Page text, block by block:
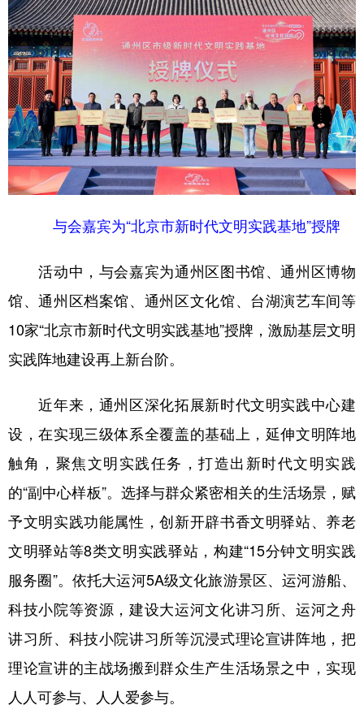
多语种频道
English Español Français عربى
Русский язык 日本語 한국어
Deutsch Português
与会嘉宾为“北京市新时代文明实践基地”授牌
活动中，与会嘉宾为通州区图书馆、通州区博物
馆、通州区档案馆、通州区文化馆、台湖演艺车间等
10家“北京市新时代文明实践基地”授牌，激励基层文明
实践阵地建设再上新台阶。
近年来，通州区深化拓展新时代文明实践中心建
设，在实现三级体系全覆盖的基础上，延伸文明阵地
触角，聚焦文明实践任务，打造出新时代文明实践
的“副中心样板”。选择与群众紧密相关的生活场景，赋
予文明实践功能属性，创新开辟书香文明驿站、养老
文明驿站等8类文明实践驿站，构建“15分钟文明实践
服务圈”。依托大运河5A级文化旅游景区、运河游船、
科技小院等资源，建设大运河文化讲习所、运河之舟
讲习所、科技小院讲习所等沉浸式理论宣讲阵地，把
理论宣讲的主战场搬到群众生产生活场景之中，实现
人人可参与、人人爱参与。